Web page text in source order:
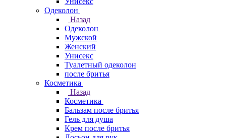
Одеколон
Назад
Одеколон
Мужской
Женский
Унисекс
Туалетный одеколон
после бритья
Косметика
Назад
Косметика
Бальзам после бритья
Гель для душа
Крем после бритья